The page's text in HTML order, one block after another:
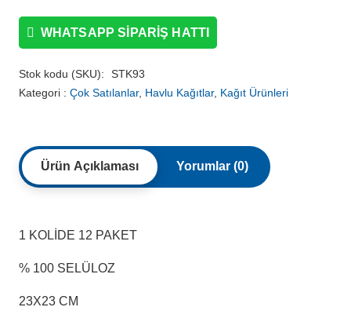
WHATSAPP SIPARIŞ HATTI
Stok kodu (SKU):
STK93
Kategori : Çok Satılanlar, Havlu Kağıtlar, Kağıt Ürünleri
Ürün Açıklaması Yorumlar (0)
1 KOLİDE 12 PAKET
% 100 SELÜLOZ
23X23 CM